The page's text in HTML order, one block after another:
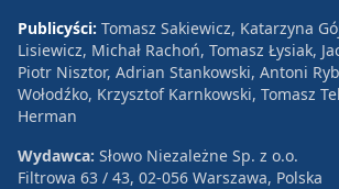
Publicyści: Tomasz Sakiewicz, Katarzyna
Lisiewicz, Michał Rachoń, Tomasz Łysiak,
Piotr Nisztor, Adrian Stankowski, Antoni
Wołodźko, Krzysztof Karnkowski, Tomasz
Herman
Wydawca: Słowo Niezależne Sp. z o.o.
Filtrowa 63 / 43, 02-056 Warszawa, Polska